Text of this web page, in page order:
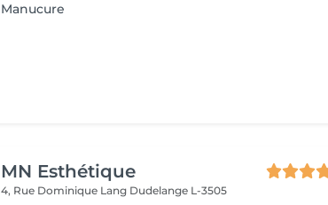
Manucure
MN Esthétique
4, Rue Dominique Lang Dudelange L-3505